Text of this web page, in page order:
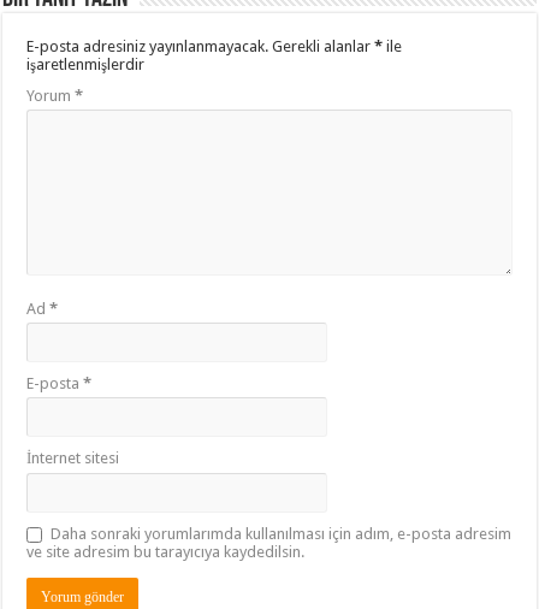
E-posta adresiniz yayınlanmayacak. Gerekli alanlar* ile
işaretlenmişlerdir
Yorum*
Ad*
E-posta*
İnternet sitesi
Daha sonraki yorumlarımda kullanılması için adım, e-posta adresim
ve site adresim bu tarayıcıya kaydedilsin.